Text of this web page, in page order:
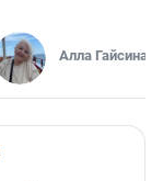
Алла Гайсина